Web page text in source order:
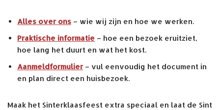
Alles over ons – wie wij zijn en hoe we werken.
Praktische informatie – hoe een bezoek eruitziet,
hoe lang het duurt en wat het kost.
Aanmeldformulier– vul eenvoudig het document in
en plan direct een huisbezoek.
Maak het Sinterklaasfeest extra speciaal en laat de Sint